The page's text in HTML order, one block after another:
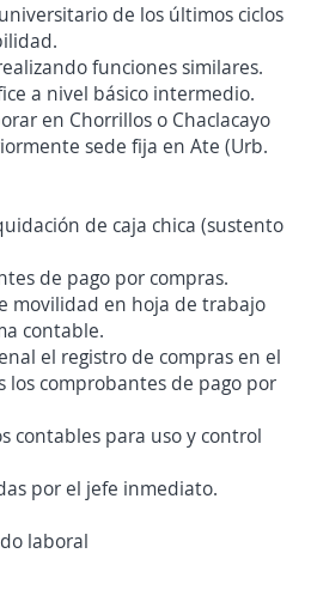
de los últimos ciclos
funciones similares.
a nivel básico intermedio.
en Chorrillos o Chaclacayo
sede fija en Ate (Urb.
de caja chica (sustento
de pago por compras.
movilidad en hoja de trabajo
contable.
el registro de compras en el
los comprobantes de pago por
contables para uso y control
por el jefe inmediato.
laboral